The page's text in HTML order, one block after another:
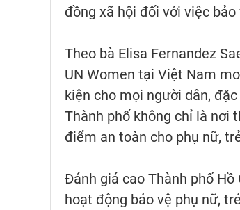
đồng xã hội đối với việc
Theo bà Elisa Fernandez
UN Women tại Việt Nam
kiện cho mọi người dân,
Thành phố không chỉ là nơi
điểm an toàn cho phụ nữ,
Đánh giá cao Thành phố
hoạt động bảo vệ phụ nữ,